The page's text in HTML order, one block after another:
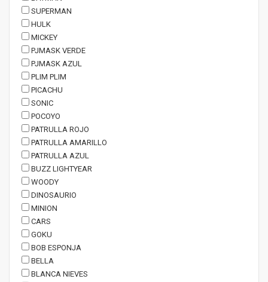
SUPERMAN
HULK
MICKEY
PJMASK VERDE
PJMASK AZUL
PLIM PLIM
PICACHU
SONIC
POCOYO
PATRULLA ROJO
PATRULLA AMARILLO
PATRULLA AZUL
BUZZ LIGHTYEAR
WOODY
DINOSAURIO
MINION
CARS
GOKU
BOB ESPONJA
BELLA
BLANCA NIEVES